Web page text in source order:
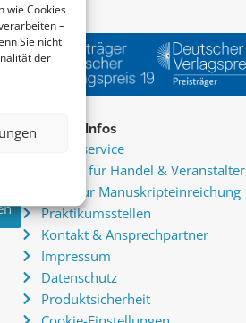
wie Cookies
–
Sie nicht
der
Service & Infos
Presseservice
Service für Handel & Veranstalter
Infos zur Manuskripteinreichung
Praktikumsstellen
Kontakt & Ansprechpartner
Impressum
Datenschutz
Produktsicherheit